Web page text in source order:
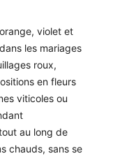
violet et
les mariages
roux,
en fleurs
viticoles ou
au long de
chauds, sans se